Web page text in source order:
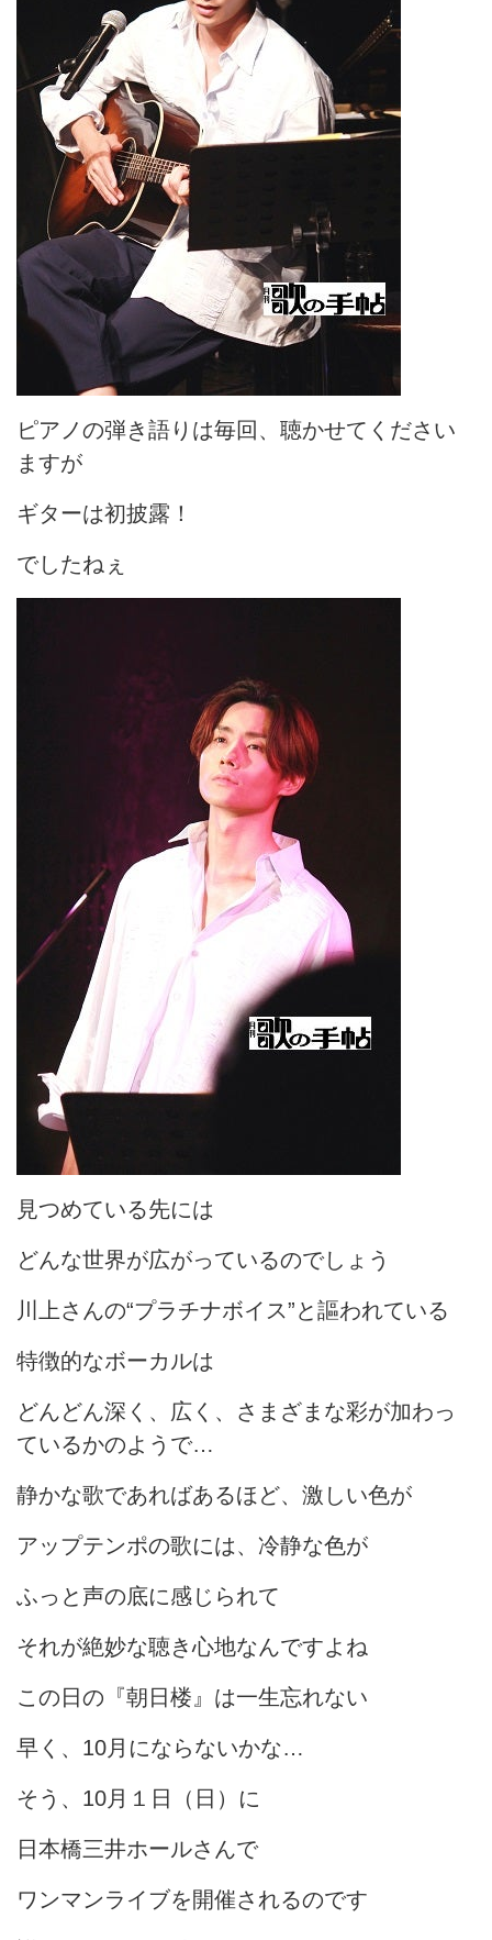
ピアノの弾き語りは毎回、聴かせてください
ますが
ギターは初披露！
でしたねぇ
見つめている先には
どんな世界が広がっているのでしょう
川上さんの“プラチナボイス”と謳われている
特徴的なボーカルは
どんどん深く、広く、さまざまな彩が加わっ
ているかのようで…
静かな歌であればあるほど、激しい色が
アップテンポの歌には、冷静な色が
ふっと声の底に感じられて
それが絶妙な聴き心地なんですよね
この日の『朝日楼』は一生忘れない
早く、10月にならないかな…
そう、10月１日（日）に
日本橋三井ホールさんで
ワンマンライブを開催されるのです